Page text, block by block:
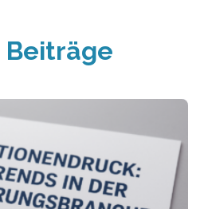
Beiträge